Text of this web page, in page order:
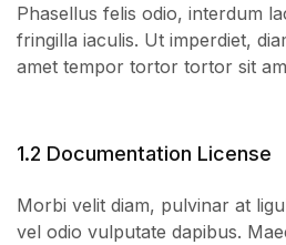
Phasellus felis odio, interdum
fringilla iaculis. Ut imperdiet,
amet tempor tortor tortor sit
1.2 Documentation License
Morbi velit diam, pulvinar at
vel odio vulputate dapibus.